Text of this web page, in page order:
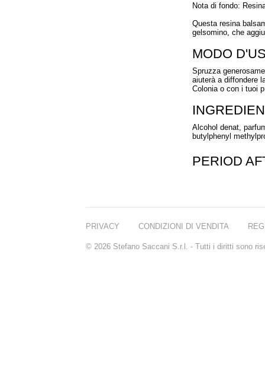
Nota di fondo:
Questa resina
gelsomino, che
MODO
Spruzza
aiuterà a diffondere
Colonia o con i tuoi
Alcohol denat,
butylphenyl
PERIOD
PRIVACY CONDIZIONI DI VENDITA
© 2026 Stefano Saccani S.r.l. - Tutti i diritti sono